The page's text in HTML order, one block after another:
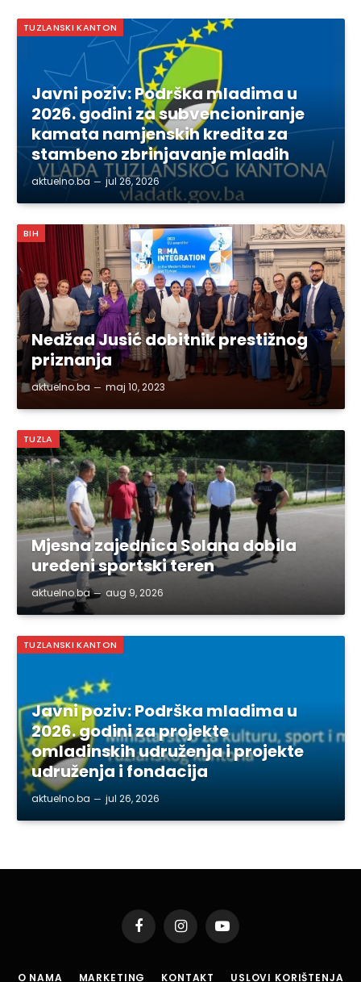
TUZLANSKI KANTON
Javni poziv: Podrška mladima u
2026. godini za subvencioniranje
kamata namjenskih kredita za
stambeno zbrinjavanje mladih
aktuelno.ba jul 26, 2026
BIH
Nedžad Jusić dobitnik prestižnog
priznanja
aktuelno.ba maj 10, 2023
TUZLA
Mjesna zajednica Solana dobila
uređeni sportski teren
aktuelno.ba aug 9, 2026
TUZLANSKI KANTON
Javni poziv: Podrška mladima u
2026. godini za projekte
omladinskih udruženja i projekte
udruženja i fondacija
aktuelno.ba jul 26, 2026
FacebookInstagramYouTube
O NAMA MARKETING KONTAKT USLOVI KORIŠTENJA